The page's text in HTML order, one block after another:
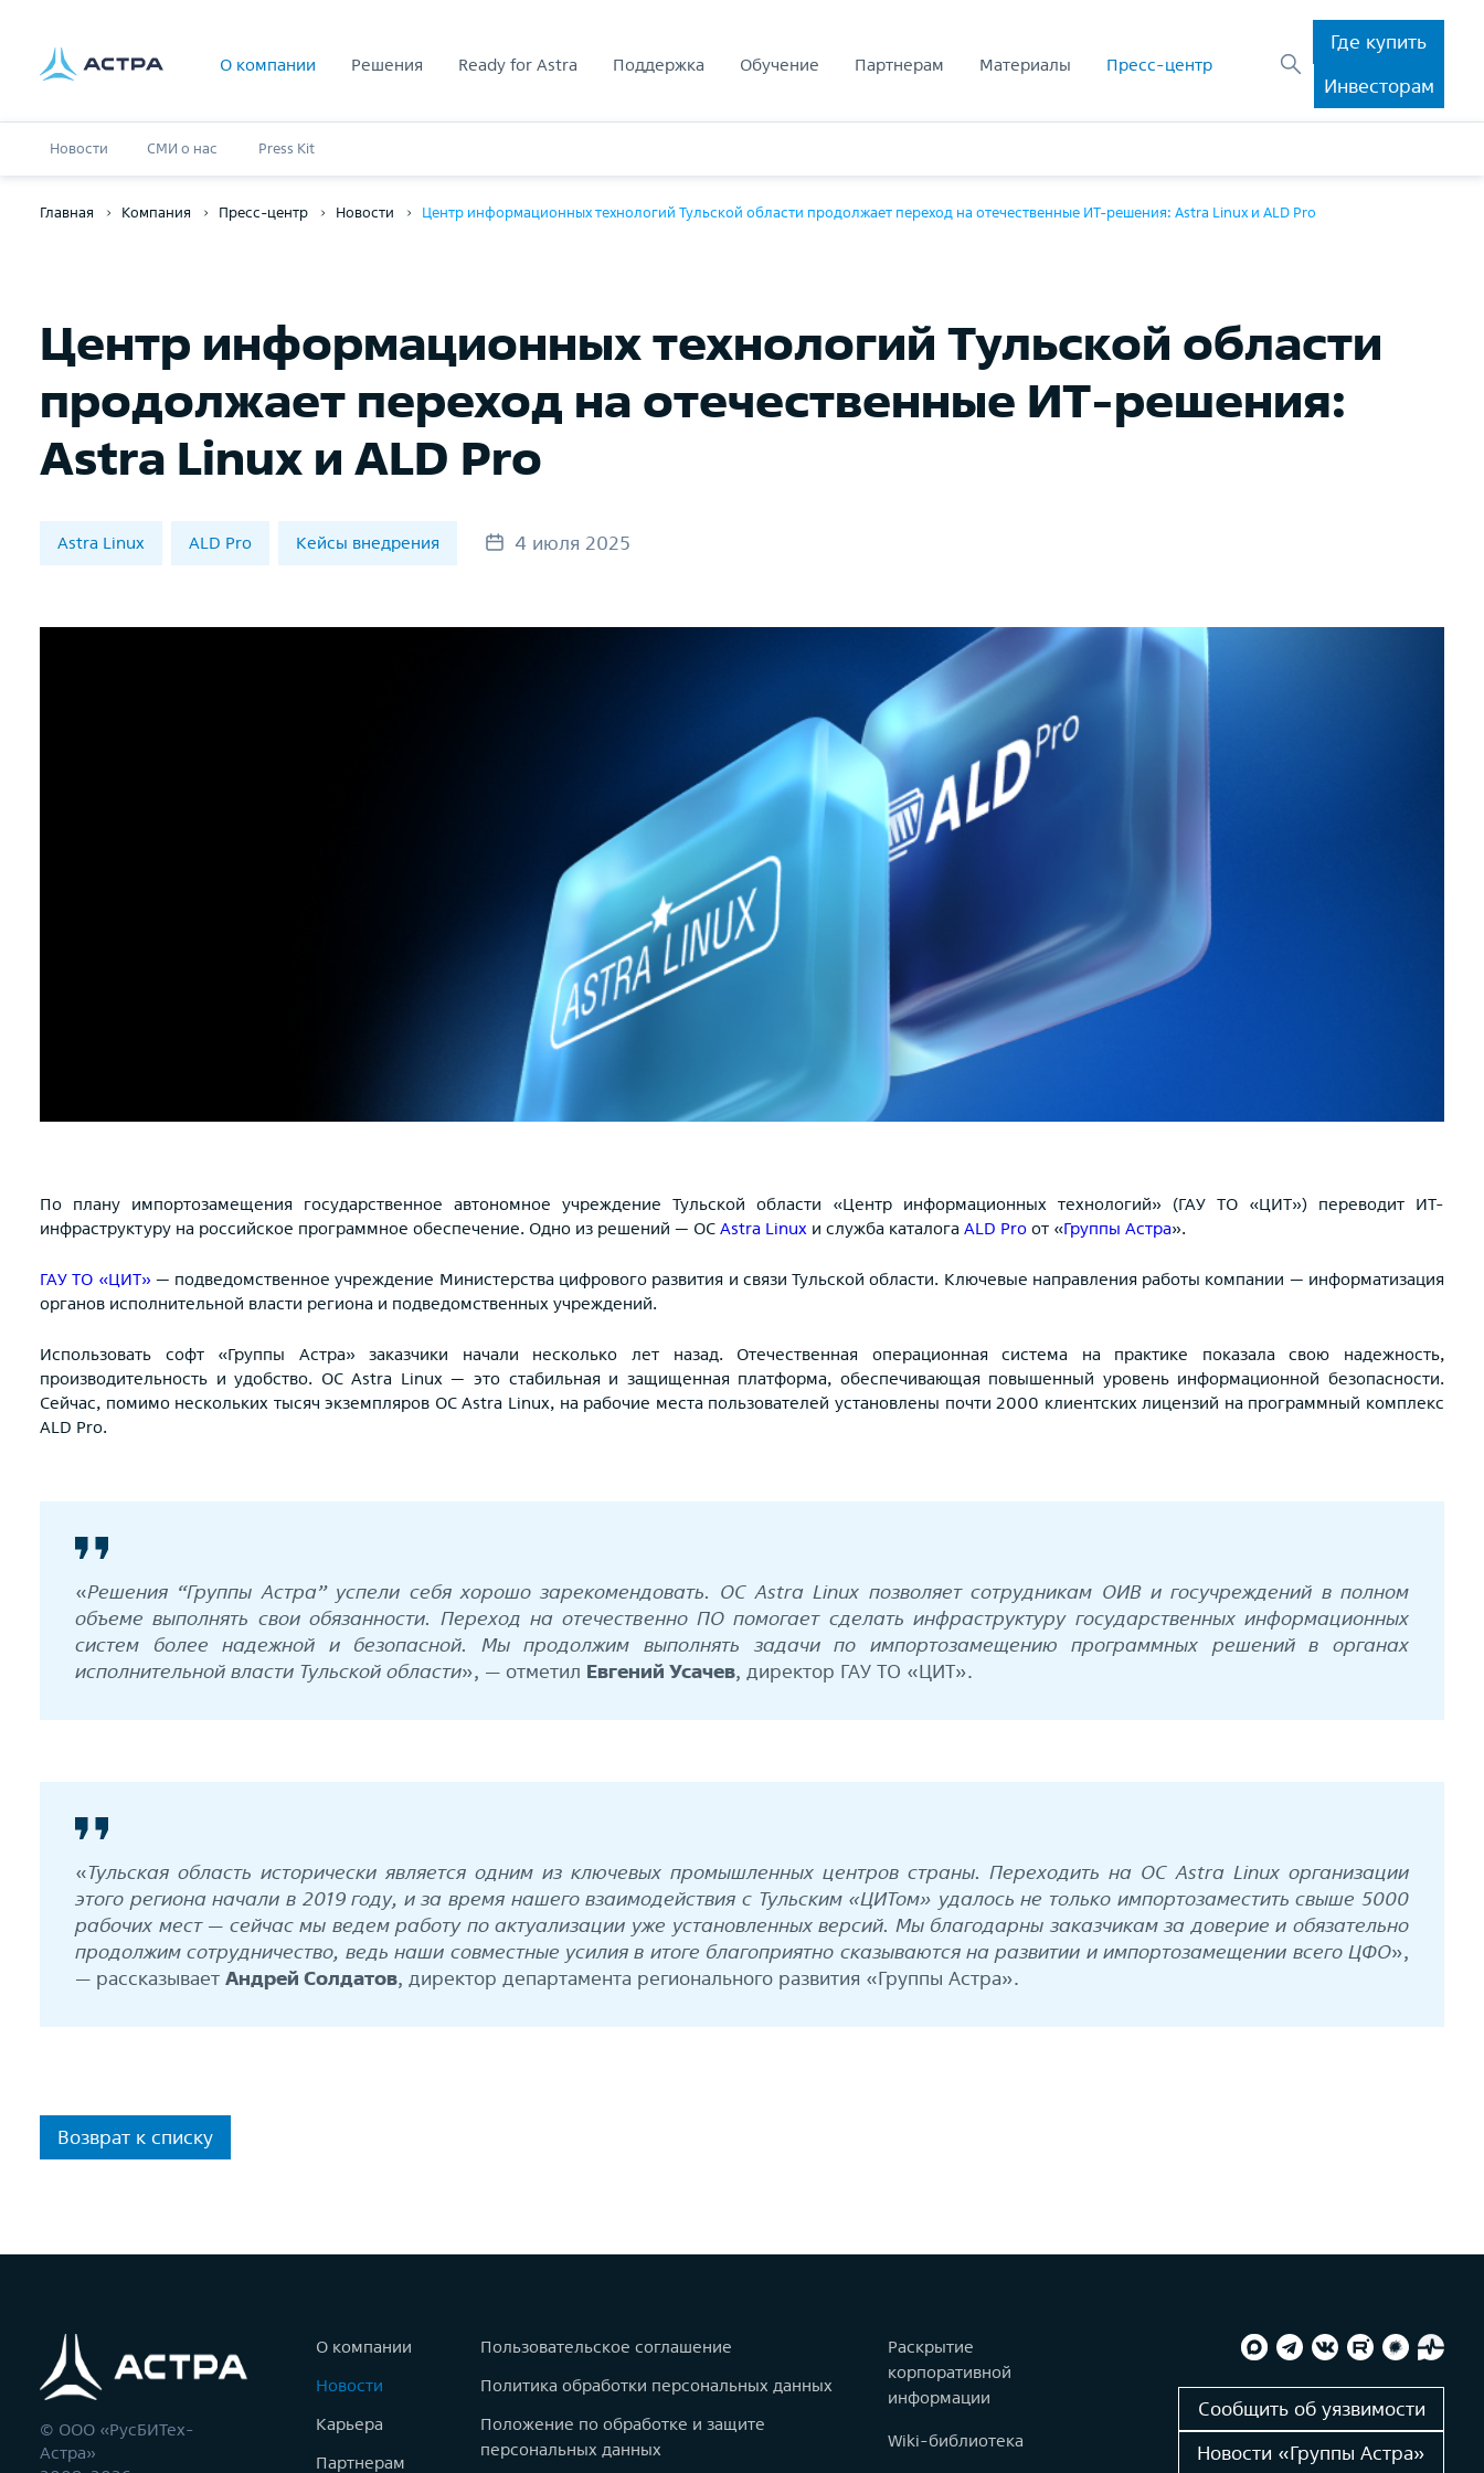
О компании Решения Ready for Astra Поддержка Обучение Партнерам Материалы Пресс-центр
Где купить
Инвесторам
Новости СМИ о нас Press Kit
Главная Компания Пресс-центр Новости Центр информационных технологий Тульской области продолжает переход на отечественные ИТ-решения: Astra Linux и ALD Pro
Центр информационных технологий Тульской области
продолжает переход на отечественные ИТ-решения:
Astra Linux и ALD Pro
Astra Linux ALD Pro Кейсы внедрения 4 июля 2025
По плану импортозамещения государственное автономное учреждение Тульской области «Центр информационных технологий» (ГАУ ТО «ЦИТ») переводит ИТ-
инфраструктуру на российское программное обеспечение. Одно из решений — ОС Astra Linux и служба каталога ALD Pro от «Группы Астра».
ГАУ ТО «ЦИТ» — подведомственное учреждение Министерства цифрового развития и связи Тульской области. Ключевые направления работы компании — информатизация
органов исполнительной власти региона и подведомственных учреждений.
Использовать софт «Группы Астра» заказчики начали несколько лет назад. Отечественная операционная система на практике показала свою надежность,
производительность и удобство. ОС Astra Linux — это стабильная и защищенная платформа, обеспечивающая повышенный уровень информационной безопасности.
Сейчас, помимо нескольких тысяч экземпляров ОС Astra Linux, на рабочие места пользователей установлены почти 2000 клиентских лицензий на программный комплекс
ALD Pro.
«Решения “Группы Астра” успели себя хорошо зарекомендовать. ОС Astra Linux позволяет сотрудникам ОИВ и госучреждений в полном
объеме выполнять свои обязанности. Переход на отечественно ПО помогает сделать инфраструктуру государственных информационных
систем более надежной и безопасной. Мы продолжим выполнять задачи по импортозамещению программных решений в органах
исполнительной власти Тульской области», — отметил Евгений Усачев , директор ГАУ ТО «ЦИТ».
«Тульская область исторически является одним из ключевых промышленных центров страны. Переходить на ОС Astra Linux организации
этого региона начали в 2019 году, и за время нашего взаимодействия с Тульским «ЦИТом» удалось не только импортозаместить свыше 5000
рабочих мест — сейчас мы ведем работу по актуализации уже установленных версий. Мы благодарны заказчикам за доверие и обязательно
продолжим сотрудничество, ведь наши совместные усилия в итоге благоприятно сказываются на развитии и импортозамещении всего ЦФО»,
— рассказывает Андрей Солдатов , директор департамента регионального развития «Группы Астра».
Возврат к списку
© ООО «РусБИТех-
Астра»
О компании
Новости
Карьера
Партнерам
Пользовательское соглашение
Политика обработки персональных данных
Положение по обработке и защите
персональных данных
Раскрытие
корпоративной
информации
Wiki-библиотека
Сообщить об уязвимости
Новости «Группы Астра»